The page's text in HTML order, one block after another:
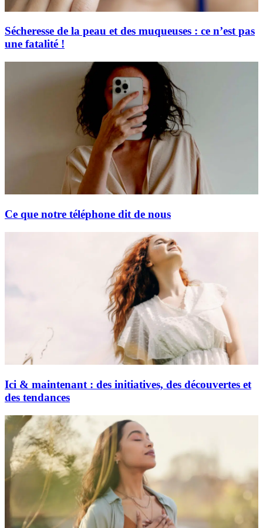
Sécheresse de la peau et des muqueuses : ce n’est pas
une fatalité !
Ce que notre téléphone dit de nous
Ici & maintenant : des initiatives, des découvertes et
des tendances